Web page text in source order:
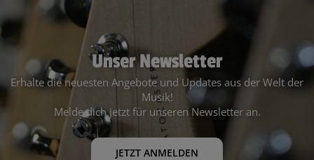
Unser Newsletter
Erhalte die neuesten Angebote und Updates aus der Welt der
Musik!
Melde dich jetzt für unseren Newsletter an.
JETZT ANMELDEN